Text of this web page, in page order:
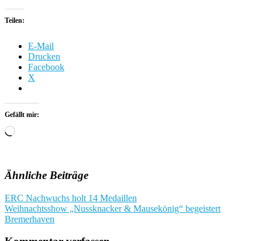
Teilen:
E-Mail
Drucken
Facebook
X
Gefällt mir:
Wird
Ähnliche Beiträge
Beitragsnavigation
ERC Nachwuchs holt 14 Medaillen
Weihnachtsshow „Nussknacker & Mausekönig“ begeistert
Bremerhaven